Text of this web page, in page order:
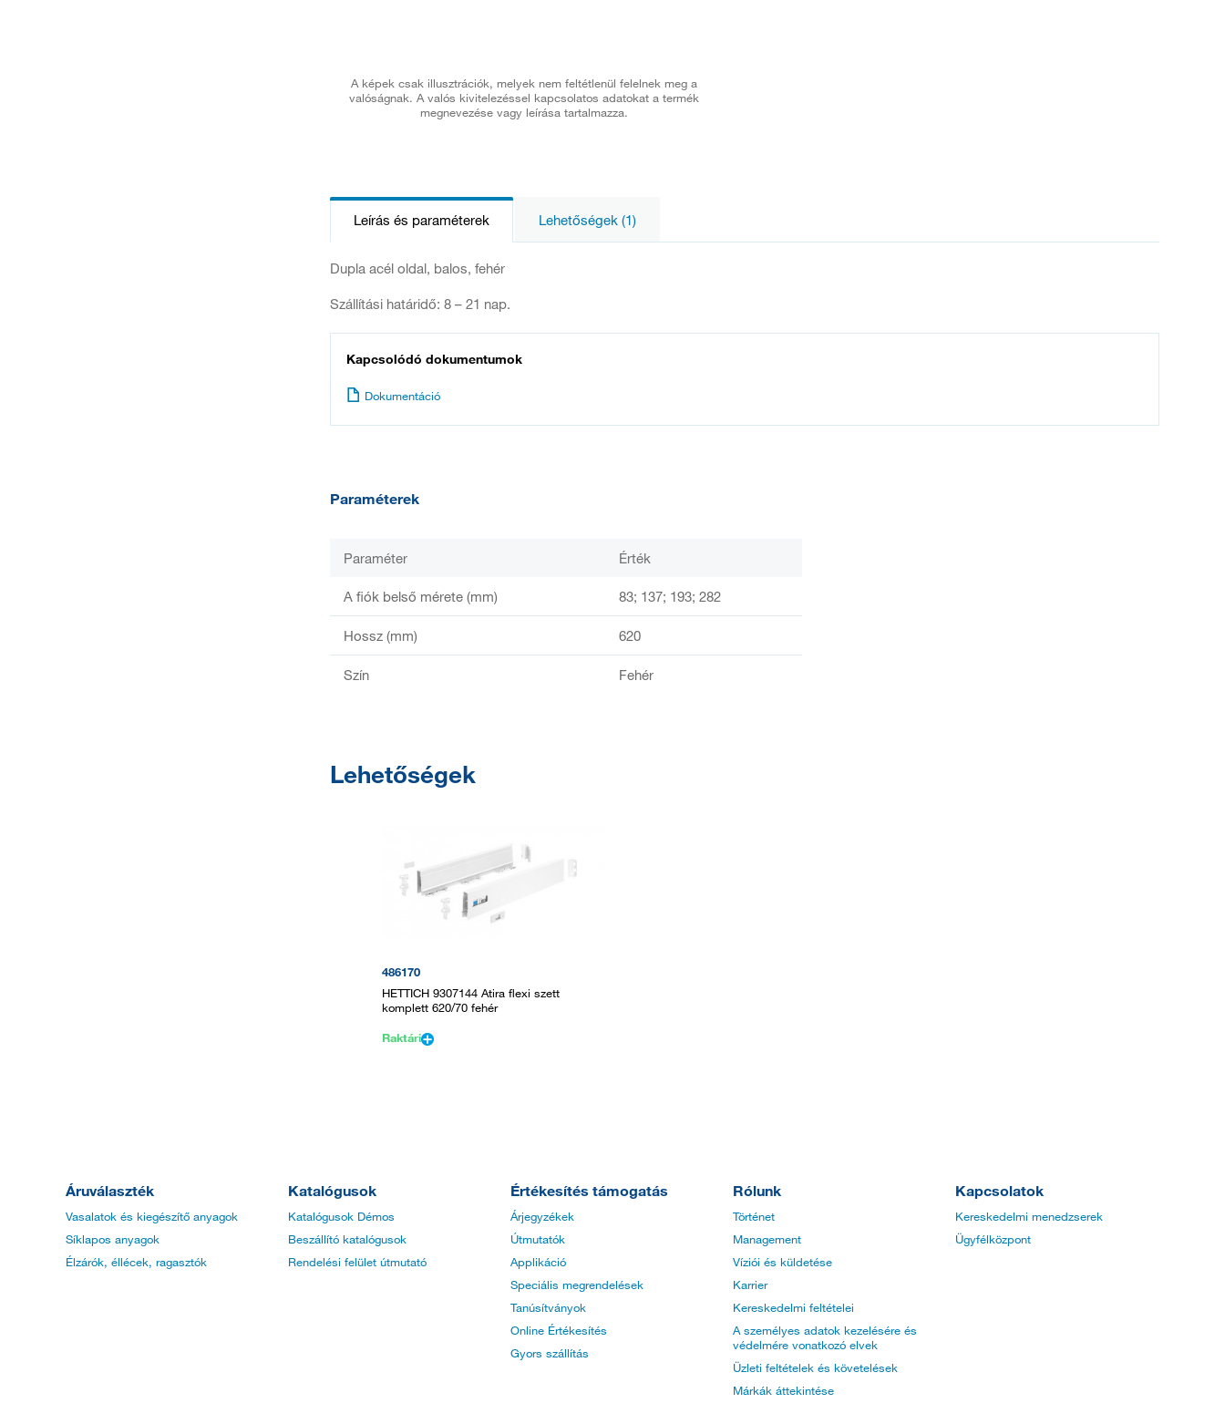
A képek csak illusztrációk, melyek nem feltétlenül felelnek meg a
valóságnak. A valós kivitelezéssel kapcsolatos adatokat a termék
megnevezése vagy leírása tartalmazza.
Leírás és paraméterek Lehetőségek (1)
Dupla acél oldal, balos, fehér
Szállítási határidő: 8 – 21 nap.
Kapcsolódó dokumentumok
Dokumentáció
Paraméterek
Paraméter Érték
A fiók belső mérete (mm) 83; 137; 193; 282
Hossz (mm) 620
Szín Fehér
Lehetőségek
486170
HETTICH 9307144 Atira flexi szett
komplett 620/70 fehér
Raktári
Áruválaszték
Vasalatok és kiegészítő anyagok
Síklapos anyagok
Élzárók, éllécek, ragasztók
Katalógusok
Katalógusok Démos
Beszállító katalógusok
Rendelési felület útmutató
Értékesítés támogatás
Árjegyzékek
Útmutatók
Applikáció
Speciális megrendelések
Tanúsítványok
Online Értékesítés
Gyors szállítás
Rólunk
Történet
Management
Víziói és küldetése
Karrier
Kereskedelmi feltételei
A személyes adatok kezelésére és
védelmére vonatkozó elvek
Üzleti feltételek és követelések
Márkák áttekintése
Kapcsolatok
Kereskedelmi menedzserek
Ügyfélközpont